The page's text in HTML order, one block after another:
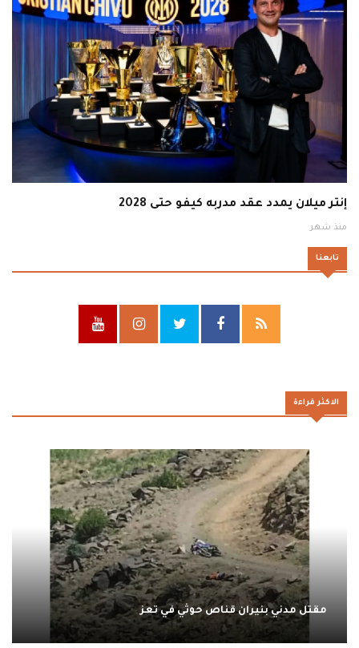
إنتر ميلان يمدد عقد مدربه كيفو حتى 2028
منذ شهر
تابعنا
الاكثر قراءة
مقتل مدني بنيران قناص حوثي في تعز